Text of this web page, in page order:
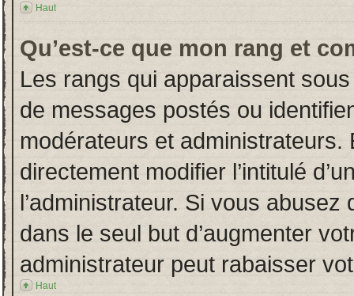
Haut
Qu’est-ce que mon rang et
Les rangs qui apparaissent
de messages postés ou
modérateurs et
directement modifier l’intitulé
l’administrateur. Si vous
dans le seul but d’augmenter
administrateur peut rabaisser
Haut